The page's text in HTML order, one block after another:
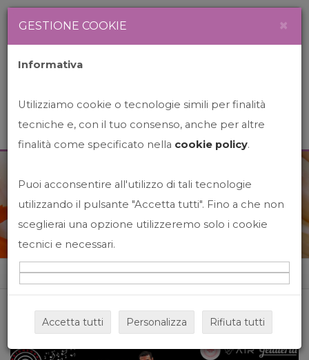
News&Events
Home News&events
GESTIONE COOKIE ×
Informativa
Utilizziamo cookie o tecnologie simili per finalità
tecniche e, con il tuo consenso, anche per altre
finalità come specificato nella cookie policy.
Puoi acconsentire all'utilizzo di tali tecnologie
utilizzando il pulsante "Accetta tutti". Fino a che non
sceglierai una opzione utilizzeremo solo i cookie
tecnici e necessari.
Accetta tutti Personalizza Rifiuta tutti